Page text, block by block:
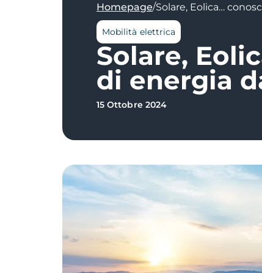
Homepage/Solare, Eolica…
Mobilità elettrica
Solare,
di energia
15 Ottobre 2024